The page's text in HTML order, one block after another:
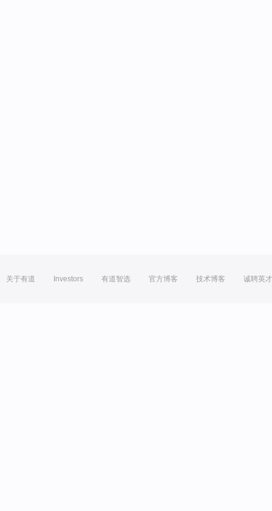
关于有道 Investors 有道智选 官方博客 技术博客 诚聘英才